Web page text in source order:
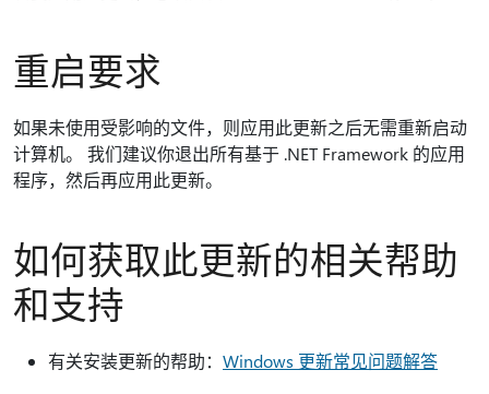
重启要求
如果未使用受影响的文件，则应用此更新之后无需重新启动
计算机。 我们建议你退出所有基于 .NET Framework 的应用
程序，然后再应用此更新。
如何获取此更新的相关帮助
和支持
有关安装更新的帮助： Windows 更新常见问题解答